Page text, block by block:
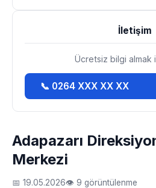
Adapazarı
Merkezi
📅 19.05.2026👁 9 görüntülenme
İletişim
Ücretsiz bilgi almak
📞 0264 XXX XX XX